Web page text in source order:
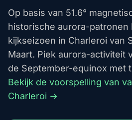
Op basis van 51.6°
historische aurora-patronen
kijkseizoen in Charleroi van
Maart. Piek aurora-activiteit
de September-equinox met
Bekijk de voorspelling van
Charleroi →